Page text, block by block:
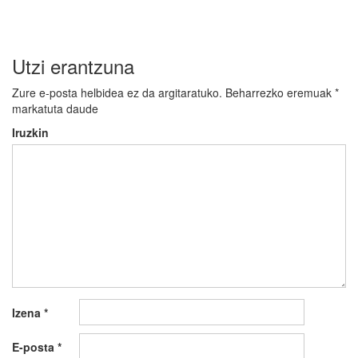
Utzi erantzuna
Zure e-posta helbidea ez da argitaratuko. Beharrezko eremuak *
markatuta daude
Iruzkin
Izena *
E-posta *